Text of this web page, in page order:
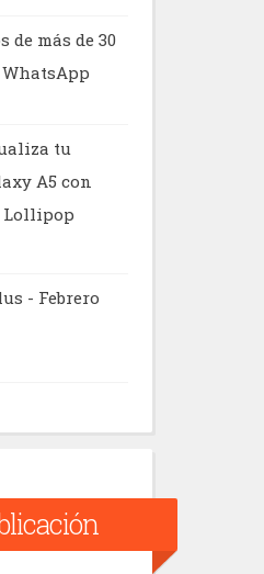
de más de 30
tu
A5 con
Lollipop
- Febrero